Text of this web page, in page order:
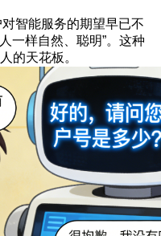
智能服务的期望早已不
一样自然、聪明”。这种
的天花板。